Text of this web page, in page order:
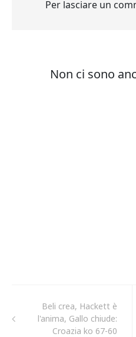
Beli crea, Hackett è
l'anima, Gallo chiude:
Croazia ko 67-60